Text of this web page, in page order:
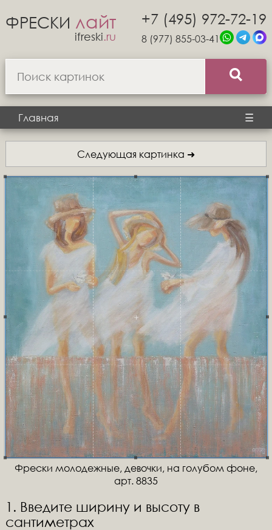
ФРЕСКИ лайт
ifreski.ru
+7 (495) 972-72-19
8 (977) 855-03-41
Главная ☰
Следующая картинка ➜
Фрески молодежные, девочки, на голубом фоне,
арт. 8835
1. Введите ширину и высоту в
сантиметрах